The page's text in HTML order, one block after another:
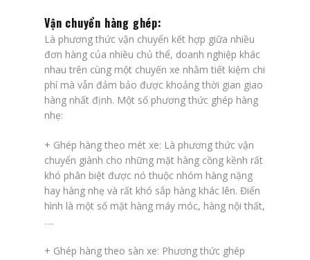
Vận chuyển hàng ghép:
Là phương thức vận chuyển kết hợp giữa nhiều
đơn hàng của nhiều chủ thể, doanh nghiệp khác
nhau trên cùng một chuyến xe nhằm tiết kiệm chi
phí mà vẫn đảm bảo được khoảng thời gian giao
hàng nhất định. Một số phương thức ghép hàng
nhẹ:
+ Ghép hàng theo mét xe: Là phương thức vận
chuyển giành cho những mặt hàng cồng kềnh rất
khó phân biệt được nó thuộc nhóm hàng nặng
hay hàng nhẹ và rất khó sắp hàng khác lên. Điển
hình là một số mặt hàng máy móc, hàng nội thất,
….
+ Ghép hàng theo sàn xe: Phương thức ghép